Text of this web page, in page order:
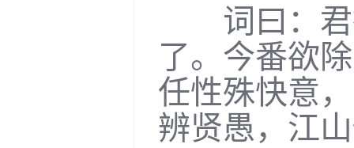
词曰：君
了。今番欲
任性殊快意
辨贤愚，江